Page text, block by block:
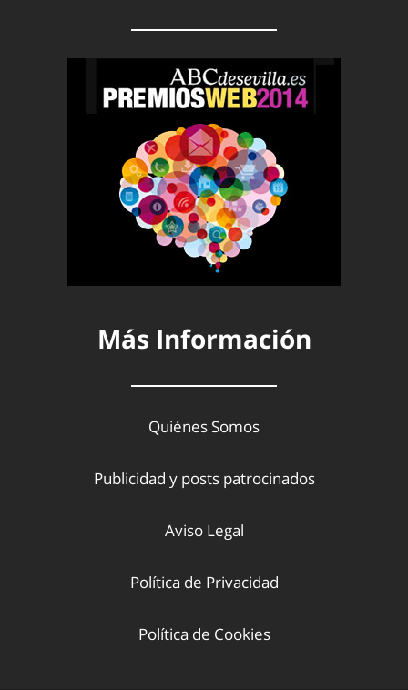
Más Información
Quiénes Somos
Publicidad y posts patrocinados
Aviso Legal
Política de Privacidad
Política de Cookies